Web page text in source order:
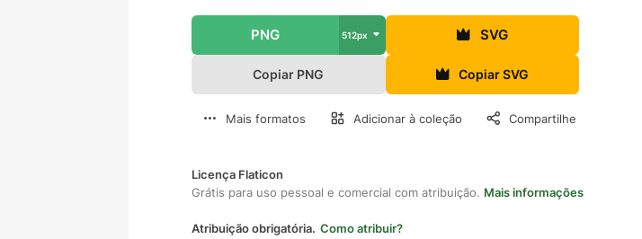
PNG 512px SVG
Copiar PNG Copiar SVG
Mais formatos Adicionar à coleção Compartilhe
Licença Flaticon
Grátis para uso pessoal e comercial com atribuição. Mais informações
Atribuição obrigatória. Como atribuir?